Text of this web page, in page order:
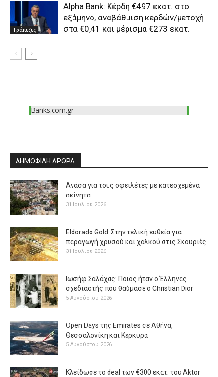
Τράπεζες
Alpha Bank: Κέρδη €497 εκατ. στο
εξάμηνο, αναβάθμιση κερδών/μετοχή
στα €0,41 και μέρισμα €273 εκατ.
Banks.com.gr
ΔΗΜΟΦΙΛΗ ΑΡΘΡΑ
Ανάσα για τους οφειλέτες με κατεσχεμένα
ακίνητα
31 Ιουλίου 2026
Eldorado Gold: Στην τελική ευθεία για
παραγωγή χρυσού και χαλκού στις Σκουριές
31 Ιουλίου 2026
Ιωσήφ Σαλάχας: Ποιος ήταν ο Έλληνας
σχεδιαστής που θαύμασε ο Christian Dior
5 Αυγούστου 2026
Open Days της Emirates σε Αθήνα,
Θεσσαλονίκη και Κέρκυρα
5 Αυγούστου 2026
Κλείδωσε το deal των €300 εκατ. του Aktor